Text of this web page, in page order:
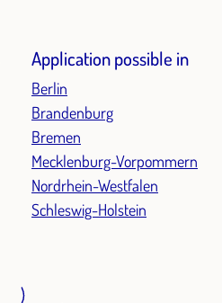
Application possible in
Berlin
Brandenburg
Bremen
Mecklenburg-Vorpommern
Nordrhein-Westfalen
Schleswig-Holstein